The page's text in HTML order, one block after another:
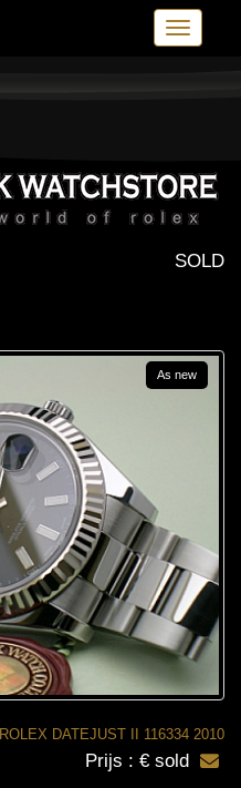
Toggle
SOLD
ROLEX DATEJUST II 116334 2010
As new
Prijs : € sold